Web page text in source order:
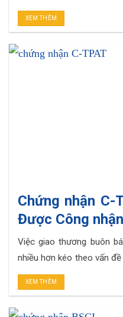
đang rất được quan tâm
những hệ thống đó thì
XEM THÊM
Chứng nhận C-
Được Công
Việc giao thương buôn
nhiều hơn kéo theo vấn
trọng hơn bao giờ hết.
ra đời để giúp đảm bảo
XEM THÊM